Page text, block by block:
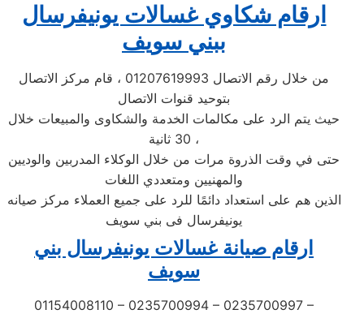
ارقام شكاوي غسالات يونيفرسال
ببني سويف
من خلال رقم الاتصال 01207619993 ، قام مركز الاتصال
بتوحيد قنوات الاتصال
حيث يتم الرد على مكالمات الخدمة والشكاوى والمبيعات خلال
30 ثانية ،
حتى في وقت الذروة مرات من خلال الوكلاء المدربين والوديين
والمهنيين ومتعددي اللغات
الذين هم على استعداد دائمًا للرد على جميع العملاء مركز صيانه
يونيفرسال فى بني سويف
ارقام صيانة غسالات يونيفرسال بني
سويف
01154008110 – 0235700994 – 0235700997 –